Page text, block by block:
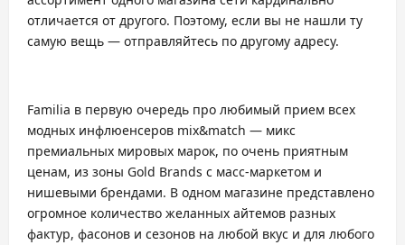
отличается от другого. Поэтому, если вы не нашли ту
самую вещь — отправляйтесь по другому адресу.
Familia в первую очередь про любимый прием всех
модных инфлюенсеров mix&match — микс
премиальных мировых марок, по очень приятным
ценам, из зоны Gold Brands с масс-маркетом и
нишевыми брендами. В одном магазине представлено
огромное количество желанных айтемов разных
фактур, фасонов и сезонов на любой вкус и для любого